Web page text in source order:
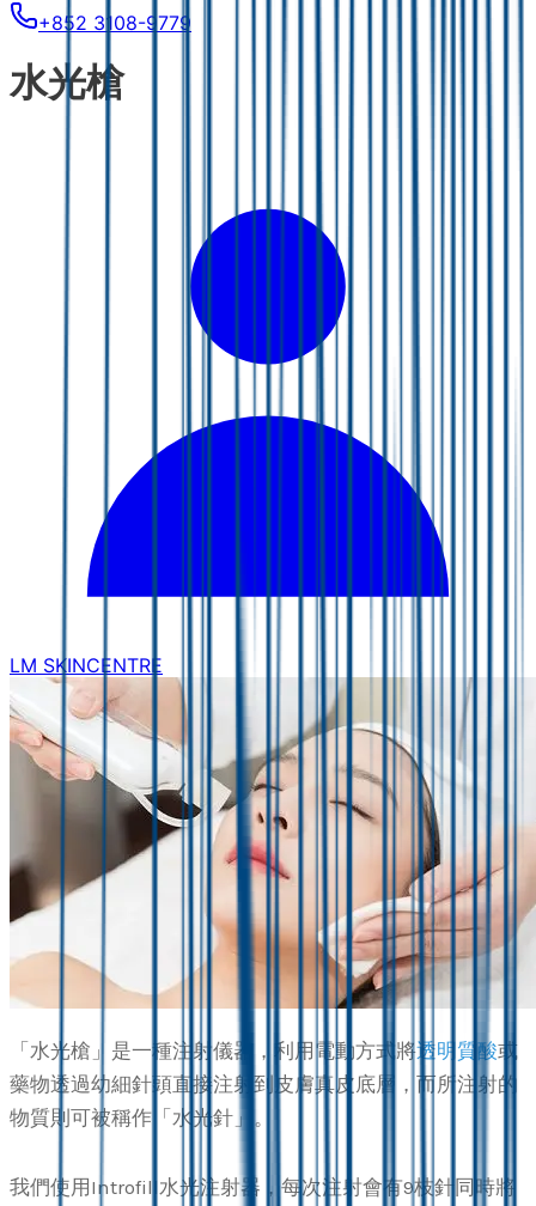
+852 3108-9779
水光槍
LM SKINCENTRE
「水光槍」是一種注射儀器，利用電動方式將透明質酸或
藥物透過幼細針頭直接注射到皮膚真皮底層，而所注射的
物質則可被稱作「水光針」。
我們使用Introfill水光注射器，每次注射會有9枝針同時將